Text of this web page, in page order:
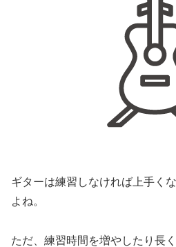
ギターは練習しなければ上手く
よね。
ただ、練習時間を増やしたり長